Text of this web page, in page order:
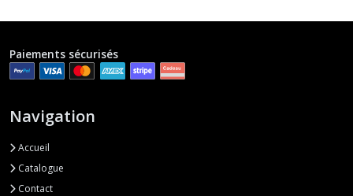
Paiements sécurisés
Navigation
Accueil
Catalogue
Contact